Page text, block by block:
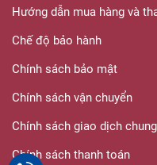
Hướng dẫn mua hàng và
Chế độ bảo hành
Chính sách bảo mật
Chính sách vận chuyển
Chính sách giao dịch chung
Chính sách thanh toán